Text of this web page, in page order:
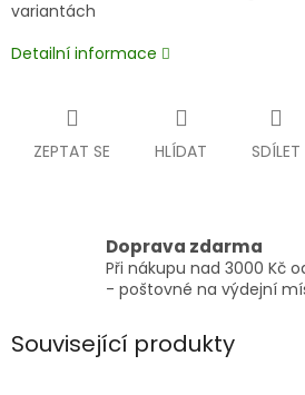
variantách
Detailní informace
ZEPTAT SE HLÍDAT SDÍLET
Doprava zdarma
Při nákupu nad 3000 Kč
- poštovné na výdejní
Související produkty